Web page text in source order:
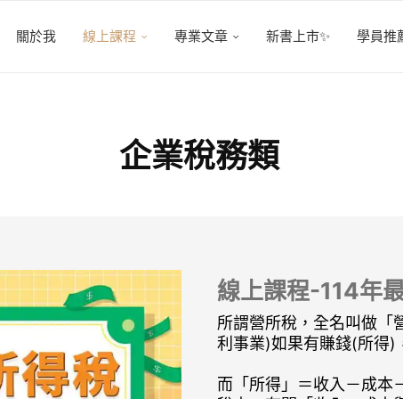
關於我 線上課程 專業文章 新書上市✨ 學員推
企業稅務類
線上課程-114年
所謂營所稅，全名叫做「
利事業)如果有賺錢(所得)
而「所得」＝收入－成本